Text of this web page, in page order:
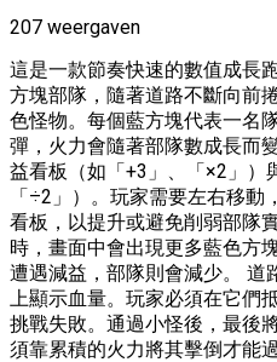
207 weergaven
這是一款節奏快速的數值成長
方塊部隊，隨著道路不斷向前
色怪物。每個藍方塊代表一名
彈，火力會隨著部隊數成長而
益看板（如「+3」、「×2」）
「÷2」）。玩家需要左右移
看板，以提升或避免削弱部隊
時，畫面中會出現更多藍色方
遭遇減益，部隊則會減少。 道
上顯示血量。玩家必須在它們
挑戰失敗。通過小怪後，最後
須靠累積的火力將其擊倒才能過